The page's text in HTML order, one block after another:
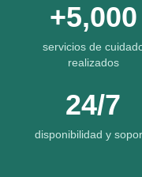
+5,000
servicios de
realizados
24/7
disponibilidad y